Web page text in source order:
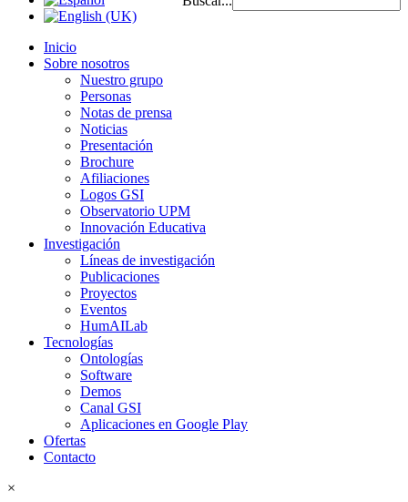
Inicio
Sobre nosotros
Nuestro grupo
Personas
Notas de prensa
Noticias
Presentación
Brochure
Afiliaciones
Logos GSI
Observatorio UPM
Innovación Educativa
Investigación
Líneas de investigación
Publicaciones
Proyectos
Eventos
HumAILab
Tecnologías
Ontologías
Software
Demos
Canal GSI
Aplicaciones en Google Play
Ofertas
Contacto
×